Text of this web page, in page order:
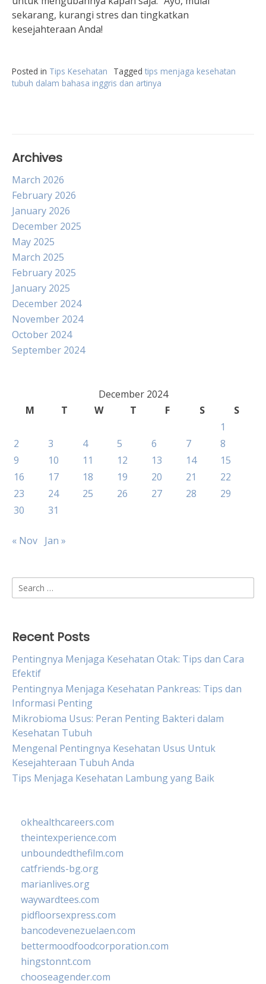
sekarang, kurangi stres dan tingkatkan
kesejahteraan Anda!
Posted in Tips Kesehatan Tagged tips menjaga kesehatan
tubuh dalam bahasa inggris dan artinya
Archives
March 2026
February 2026
January 2026
December 2025
May 2025
March 2025
February 2025
January 2025
December 2024
November 2024
October 2024
September 2024
December 2024
M
T W T F S
S
1
2
3 4 5 6 7
8
9
10 11 12 13 14
15
16
17 18 19 20 21
22
23
24 25 26 27 28
29
30
31
« Nov Jan »
Search
for:
Recent Posts
Pentingnya Menjaga Kesehatan Otak: Tips dan Cara
Efektif
Pentingnya Menjaga Kesehatan Pankreas: Tips dan
Informasi Penting
Mikrobioma Usus: Peran Penting Bakteri dalam
Kesehatan Tubuh
Mengenal Pentingnya Kesehatan Usus Untuk
Kesejahteraan Tubuh Anda
Tips Menjaga Kesehatan Lambung yang Baik
okhealthcareers.com
theintexperience.com
unboundedthefilm.com
catfriends-bg.org
marianlives.org
waywardtees.com
pidfloorsexpress.com
bancodevenezuelaen.com
bettermoodfoodcorporation.com
hingstonnt.com
chooseagender.com